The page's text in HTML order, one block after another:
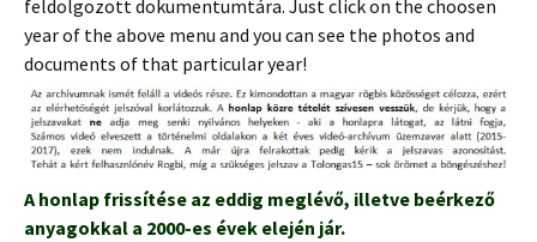
feldolgozott dokumentumtára. Just click on the choosen
year of the above menu and you can see the photos and
documents of that particular year!
A honlap frissítése az eddig meglévő, illetve beérkező
anyagokkal a 2000-es évek elején jár.